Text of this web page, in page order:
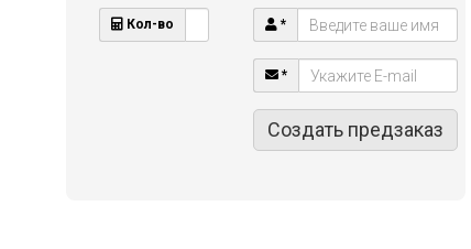
Кол-во *
*
Создать предзаказ